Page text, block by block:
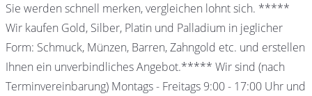
Sie werden schnell merken, vergleichen lohnt sich. *****
Wir kaufen Gold, Silber, Platin und Palladium in jeglicher
Form: Schmuck, Münzen, Barren, Zahngold etc. und erstellen
Ihnen ein unverbindliches Angebot.***** Wir sind (nach
Terminvereinbarung) Montags - Freitags 9:00 - 17:00 Uhr und